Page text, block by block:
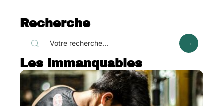
Recherche
Les immanquables